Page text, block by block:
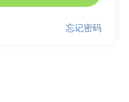
忘记密码